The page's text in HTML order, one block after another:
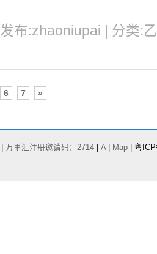
发布:zhaoniupai | 分类:
6 7 »
万里汇注册邀请码：2714 A| Map | 粤